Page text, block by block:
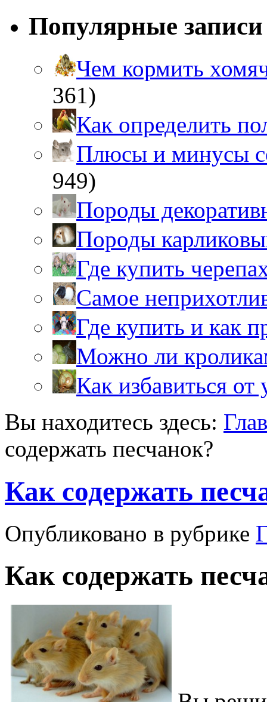
Популярные записи
Чем кормить
361)
Как определить
Плюсы и минусы
949)
Породы
Породы
Где купить
Самое
Где купить и как
Можно ли
Как избавиться от
Вы находитесь здесь:
содержать песчанок?
Как содержать
Опубликовано в рубрике
Как содержать